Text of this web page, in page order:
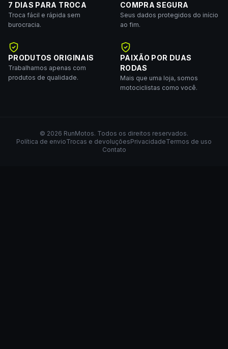
7 DIAS PARA TROCA
Troca fácil e rápida sem
burocracia.
COMPRA SEGURA
Seus dados protegidos do início
ao fim.
PRODUTOS ORIGINAIS
Trabalhamos apenas com
produtos de qualidade.
PAIXÃO POR DUAS
RODAS
Mais que uma loja, somos
motociclistas como você.
© 2026 RunMotos. Todos os direitos reservados.
Política de envioTrocas e devoluçõesPrivacidadeTermos de uso
Contato